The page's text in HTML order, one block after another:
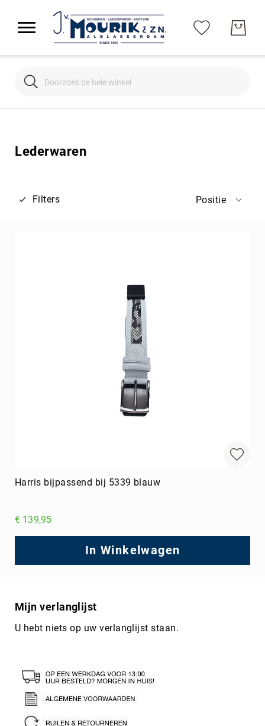
Search
Lederwaren
Filters Positie
Harris bijpassend bij 5339 blauw
€ 139,95
In Winkelwagen
Mijn verlanglijst
U hebt niets op uw verlanglijst staan.